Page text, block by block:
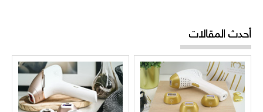
أحدث المقالات